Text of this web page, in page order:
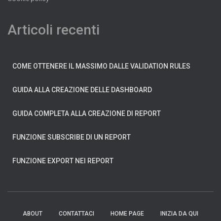
Articoli recenti
COME OTTENERE IL MASSIMO DALLE VALIDATION RULES
GUIDA ALLA CREAZIONE DELLE DASHBOARD
GUIDA COMPLETA ALLA CREAZIONE DI REPORT
FUNZIONE SUBSCRIBE DI UN REPORT
FUNZIONE EXPORT NEI REPORT
ABOUT CONTATTACI HOME PAGE INIZIA DA QUI